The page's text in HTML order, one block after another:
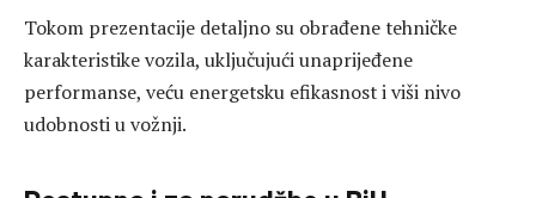
Tokom prezentacije detaljno su obrađene tehničke
karakteristike vozila, uključujući unaprijeđene
performanse, veću energetsku efikasnost i viši nivo
udobnosti u vožnji.